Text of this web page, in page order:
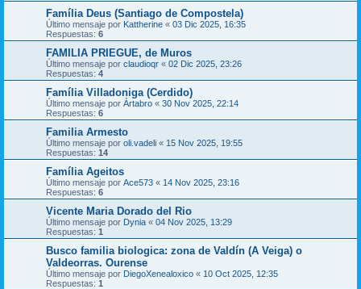
Família Deus (Santiago de Compostela)
Último mensaje por Kattherine « 03 Dic 2025, 16:35
Respuestas: 6
FAMILIA PRIEGUE, de Muros
Último mensaje por claudioqr « 02 Dic 2025, 23:26
Respuestas: 4
Família Villadoniga (Cerdido)
Último mensaje por Ártabro « 30 Nov 2025, 22:14
Respuestas: 6
Familia Armesto
Último mensaje por oli.vadeli « 15 Nov 2025, 19:55
Respuestas: 14
Família Ageitos
Último mensaje por Ace573 « 14 Nov 2025, 23:16
Respuestas: 6
Vicente Maria Dorado del Rio
Último mensaje por Dynia « 04 Nov 2025, 13:29
Respuestas: 1
Busco familia biologica: zona de Valdín (A Veiga) o
Valdeorras. Ourense
Último mensaje por DiegoXenealoxico « 10 Oct 2025, 12:35
Respuestas: 1